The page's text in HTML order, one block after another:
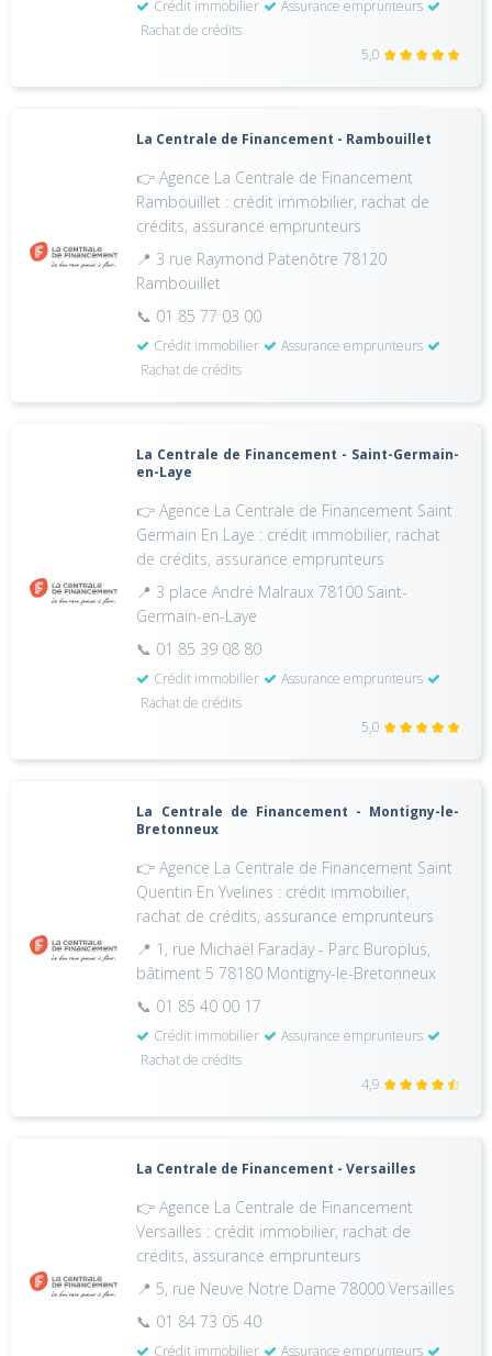
Crédit immobilier
Assurance emprunteurs
Rachat de crédits
5,0
La Centrale de Financement - Rambouillet
👉 Agence La Centrale de Financement
Rambouillet : crédit immobilier, rachat de
crédits, assurance emprunteurs
📍 3 rue Raymond Patenôtre 78120
Rambouillet
📞 01 85 77 03 00
Crédit immobilier
Assurance emprunteurs
Rachat de crédits
La Centrale de Financement - Saint-Germain-
en-Laye
👉 Agence La Centrale de Financement Saint
Germain En Laye : crédit immobilier, rachat
de crédits, assurance emprunteurs
📍 3 place André Malraux 78100 Saint-
Germain-en-Laye
📞 01 85 39 08 80
Crédit immobilier
Assurance emprunteurs
Rachat de crédits
5,0
La Centrale de Financement - Montigny-le-
Bretonneux
👉 Agence La Centrale de Financement Saint
Quentin En Yvelines : crédit immobilier,
rachat de crédits, assurance emprunteurs
📍 1, rue Michaël Faraday - Parc Buroplus,
bâtiment 5 78180 Montigny-le-Bretonneux
📞 01 85 40 00 17
Crédit immobilier
Assurance emprunteurs
Rachat de crédits
4,9
La Centrale de Financement - Versailles
👉 Agence La Centrale de Financement
Versailles : crédit immobilier, rachat de
crédits, assurance emprunteurs
📍 5, rue Neuve Notre Dame 78000 Versailles
📞 01 84 73 05 40
Crédit immobilier
Assurance emprunteurs